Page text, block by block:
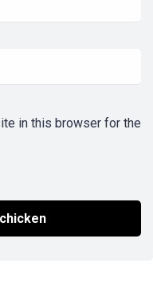
in this browser for the